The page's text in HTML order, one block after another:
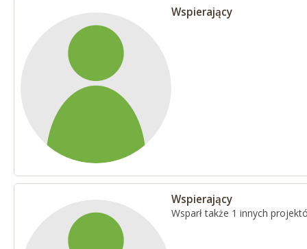
Wspierający
Wspierający
Wsparł także 1 innych